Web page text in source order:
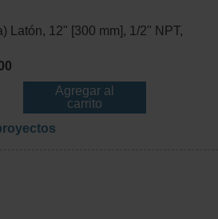
Latón, 12" [300 mm], 1/2" NPT,
Agregar al
carrito